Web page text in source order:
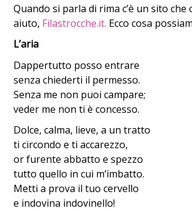
Quando si parla di rima c’è un sito che
aiuto, Filastrocche.it. Ecco cosa
L’aria
Dappertutto posso entrare
senza chiederti il permesso.
Senza me non puoi campare;
veder me non ti è concesso.
Dolce, calma, lieve, a un tratto
ti circondo e ti accarezzo,
or furente abbatto e spezzo
tutto quello in cui m’imbatto.
Metti a prova il tuo cervello
e indovina indovinello!